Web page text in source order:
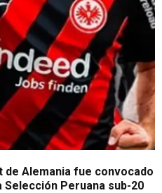
Alemania fue convocado
Selección Peruana sub-20